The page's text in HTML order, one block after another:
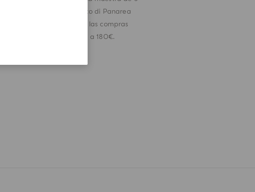
ml de Mirto di Panarea
con todas las compras
superiores a 180€.